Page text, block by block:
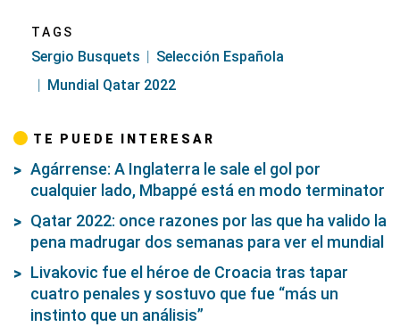
TAGS
Sergio Busquets
Selección Española
Mundial Qatar 2022
TE PUEDE INTERESAR
Agárrense: A Inglaterra le sale el gol por
cualquier lado, Mbappé está en modo terminator
Qatar 2022: once razones por las que ha valido la
pena madrugar dos semanas para ver el mundial
Livakovic fue el héroe de Croacia tras tapar
cuatro penales y sostuvo que fue “más un
instinto que un análisis”